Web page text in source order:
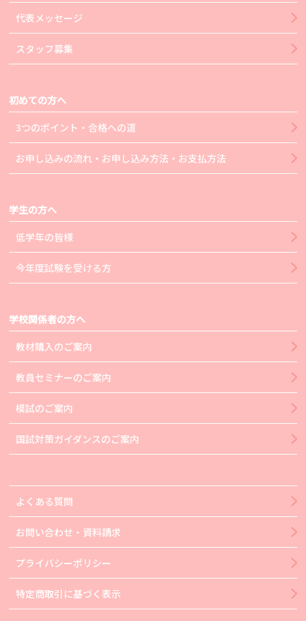
代表メッセージ
スタッフ募集
初めての方へ
3つのポイント・合格への道
お申し込みの流れ・お申し込み方法・お支払方法
学生の方へ
低学年の皆様
今年度試験を受ける方
学校関係者の方へ
教材購入のご案内
教員セミナーのご案内
模試のご案内
国試対策ガイダンスのご案内
よくある質問
お問い合わせ・資料請求
プライバシーポリシー
特定商取引に基づく表示